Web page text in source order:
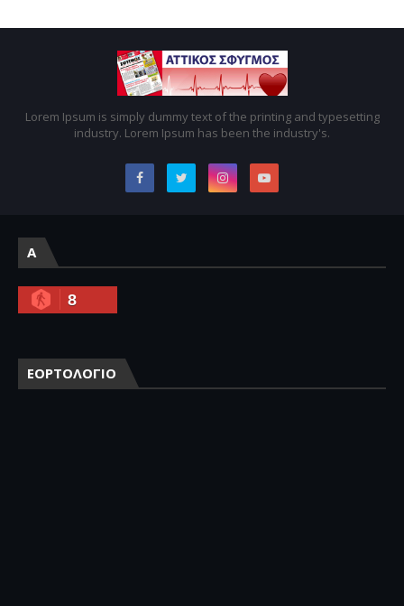
Lorem Ipsum is simply dummy text of the printing and typesetting
industry. Lorem Ipsum has been the industry's.
A
8
ΕΟΡΤΟΛΟΓΙΟ